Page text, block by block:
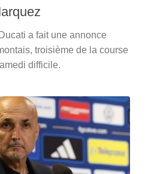
a fait une annonce
troisième de la course
difficile.